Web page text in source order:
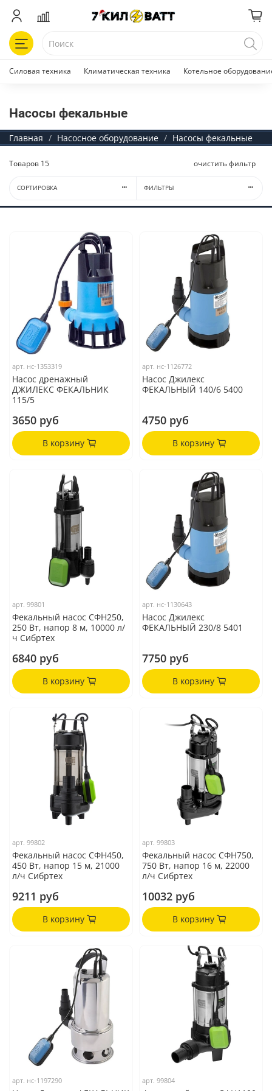
Силовая техника Климатическая техника Котельное
Насосы фекальные
Главная Насосное оборудование Насосы фекальные
Товаров 15 очистить фильтр
СОРТИРОВКА ФИЛЬТРЫ
арт. нс-1353319
Насос дренажный
ДЖИЛЕКС ФЕКАЛЬНИК
115/5
3650 руб
В корзину
арт. нс-1126772
Насос Джилекс
ФЕКАЛЬНЫЙ 140/6 5400
4750 руб
В корзину
арт.99801
Фекальный насос СФН250,
250 Вт, напор 8 м, 10000 л/
ч Сибртех
6840 руб
В корзину
арт. нс-1130643
Насос Джилекс
ФЕКАЛЬНЫЙ 230/8 5401
7750 руб
В корзину
арт.99802
Фекальный насос СФН450,
450 Вт, напор 15 м, 21000
л/ч Сибртех
9211 руб
В корзину
арт.99803
Фекальный насос СФН750,
750 Вт, напор 16 м, 22000
л/ч Сибртех
10032 руб
В корзину
арт. нс-1197290 арт.99804